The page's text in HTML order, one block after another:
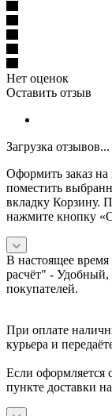
Нет оценок
Оставить отзыв
Загрузка отзывов...
Оформить заказ
поместить
вкладку Корзину.
нажмите кнопку
В настоящее
расчёт" - Удобный,
покупателей.
При оплате
курьера и
Если оформляется
пункте доставки